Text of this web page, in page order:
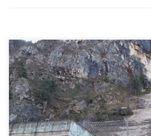
Proseguono le attività di ispezione di
marzo 2024 Lorenzo Brezzi, Fabio
fatto visita in Valbrenta nel vicentino
avvenuto un distacco di roccia che